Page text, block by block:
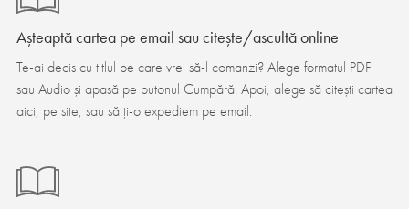
Așteaptă cartea pe email sau citește/ascultă online
Te-ai decis cu titlul pe care vrei să-l comanzi? Alege formatul PDF
sau Audio și apasă pe butonul Cumpără. Apoi, alege să citești cartea
aici, pe site, sau să ți-o expediem pe email.